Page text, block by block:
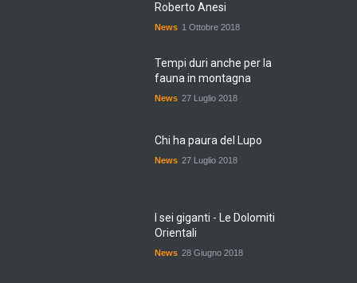
Roberto Anesi
News 1 Ottobre 2018
Tempi duri anche per la
fauna in montagna
News 27 Luglio 2018
Chi ha paura del Lupo
News 27 Luglio 2018
I sei giganti - Le Dolomiti
Orientali
News 28 Giugno 2018